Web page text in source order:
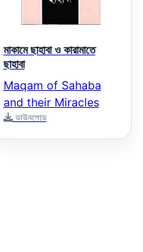
মাকামে ছাহাবা ও কারামাতে
ছাহাবা
Maqam of Sahaba
and their Miracles
ডাউনলোড